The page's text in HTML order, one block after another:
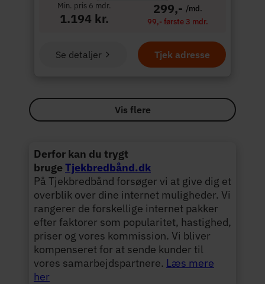
Min. pris 6 mdr.
1.194 kr.
299,- /md.
99,- første 3 mdr.
Tjek adresse
Se detaljer
Vis flere
Derfor kan du trygt
brugeTjekbredbånd.dk
På Tjekbredbånd forsøger vi at give dig et
overblik over dine internet muligheder. Vi
rangerer de forskellige internet pakker
efter faktorer som popularitet, hastighed,
priser og vores kommission. Vi bliver
kompenseret for at sende kunder til
vores samarbejdspartnere. Læs mere
her